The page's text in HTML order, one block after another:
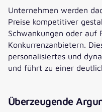
Unternehmen werden
Preise kompetitiver
Schwankungen oder auf
Konkurrenzanbietern.
personalisiertes und
und führt zu einer
Überzeugende